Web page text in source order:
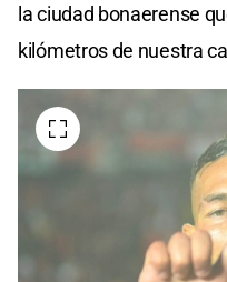
la ciudad bonaerense
kilómetros de nuestra